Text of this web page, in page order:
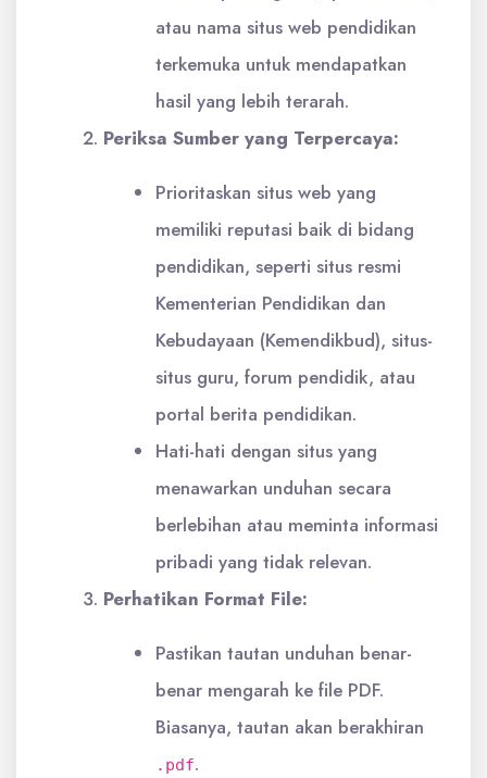
atau nama situs web pendidikan
terkemuka untuk mendapatkan
hasil yang lebih terarah.
Periksa Sumber yang Terpercaya:
Prioritaskan situs web yang
memiliki reputasi baik di bidang
pendidikan, seperti situs resmi
Kementerian Pendidikan dan
Kebudayaan (Kemendikbud), situs-
situs guru, forum pendidik, atau
portal berita pendidikan.
Hati-hati dengan situs yang
menawarkan unduhan secara
berlebihan atau meminta informasi
pribadi yang tidak relevan.
Perhatikan Format File:
Pastikan tautan unduhan benar-
benar mengarah ke file PDF.
Biasanya, tautan akan berakhiran
.pdf.